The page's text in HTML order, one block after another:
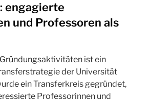
engagierte
und Professoren als
ist ein
der Universität
ein Transferkreis gegründet,
Professorinnen und